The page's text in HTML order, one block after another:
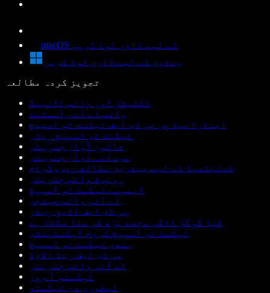
macOS کے لیے ڈاؤن لوڈ کریں
ونڈوز کے لیے ڈاؤن لوڈ کریں
تجویز کردہ مطالعہ
ڈکٹیشن اور وائس ٹائپنگ
وائس اے آئی اسسٹنٹ
اینڈرائیڈ پر پی ڈی ایف ٹیکسٹ ٹو اسپیچ
ٹیکسٹ ٹو اسپیچ ریڈر
خاتون آواز جنریٹر
مردانہ آواز جنریٹر
ڈسلیکسیا کے لیے بہترین مطالعہ پروگرام
روبوٹ وائس جنریٹر
اینیمے ٹیکسٹ ٹو اسپیچ
اے آئی وائس چینجر
پی ڈی ایف آڈیو ریڈر
کیا گوگل ڈاکس مجھے پڑھ کر سنا سکتا ہے
ٹیکسٹ ٹو اسپیچ کروم ایکسٹینشن
ہندی ٹیکسٹ ٹو اسپیچ
پی ڈی ایف ریڈ الاؤڈ
اے آئی وائس جنریٹر
ٹیکستو آ ووز
لیطوری دی ٹیکسٹو